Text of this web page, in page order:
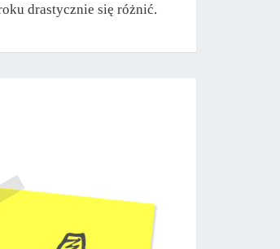
drastycznie się różnić.